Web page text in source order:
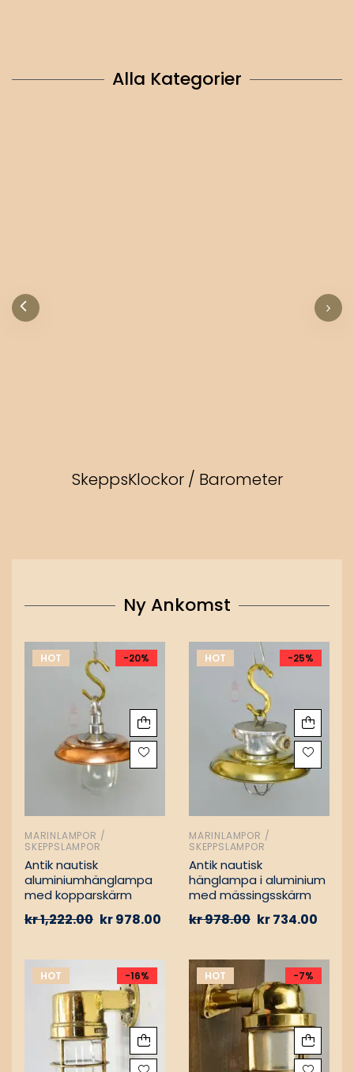
Alla Kategorier
SkeppsKlockor / Barometer
Ny Ankomst
HOT -20%
MARINLAMPOR /
SKEPPSLAMPOR
Antik nautisk
aluminiumhänglampa
med kopparskärm
kr1,222.00 kr978.00
HOT -25%
MARINLAMPOR /
SKEPPSLAMPOR
Antik nautisk
hänglampa i aluminium
med mässingsskärm
kr978.00 kr734.00
HOT -16% HOT -7%